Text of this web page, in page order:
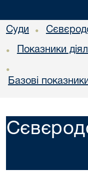
Суди •
• Показники
•
Базові